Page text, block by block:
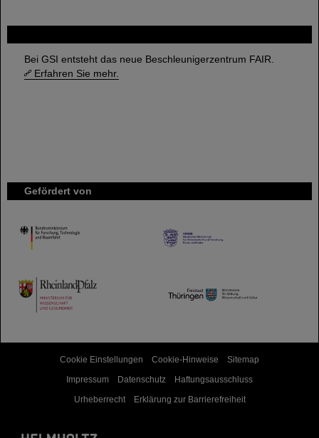
Bei GSI entsteht das neue Beschleunigerzentrum FAIR.
Erfahren Sie mehr.
Gefördert von
HMWK
TMWWDG
Cookie Einstellungen Cookie-Hinweise
Sitemap
Impressum
Datenschutz
Haftungsausschluss
Urheberrecht
Erklärung zur Barrierefreiheit